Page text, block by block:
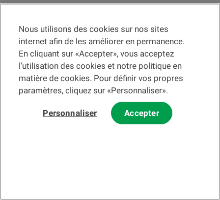
Taux de change
Veuillez préalablement prendre connaissance desconditions
d'utilisation du Siteet ducourrier électronique
Les informations et/ou documents en lien avec des instruments ou
services financiers au sens de la LSFin qui sont présentés sur ce site
Internet constituent en principe un support publicitaire selon ladite loi.
© 2002-2026 Banque Cantonale Vaudoise, tous droits réservés.
Nous utilisons des cookies sur nos sites
internet afin de les améliorer en permanence.
En cliquant sur «Accepter», vous acceptez
l'utilisation des cookies et notre politique en
matière de cookies. Pour définir vos propres
paramètres, cliquez sur «Personnaliser».
Personnaliser Accepter